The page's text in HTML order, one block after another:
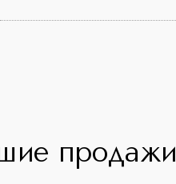
продажи